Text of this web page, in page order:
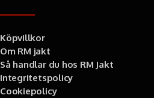
Köpvillkor
Om RM jakt
Så handlar du hos RM Jakt
Integritetspolicy
Cookiepolicy